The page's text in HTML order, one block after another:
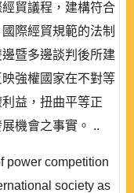
貿議程，建構符合
際經貿規範的法制
暨多邊談判後所建
強權國家在不對等
益，扭曲平等正
機會之事實。 ..
power competition
society as